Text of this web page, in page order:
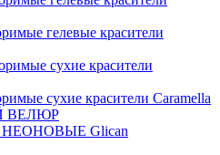
гелевые красители
сухие красители
сухие красители Caramella
ВЕЛЮР
НЕОНОВЫЕ Glican